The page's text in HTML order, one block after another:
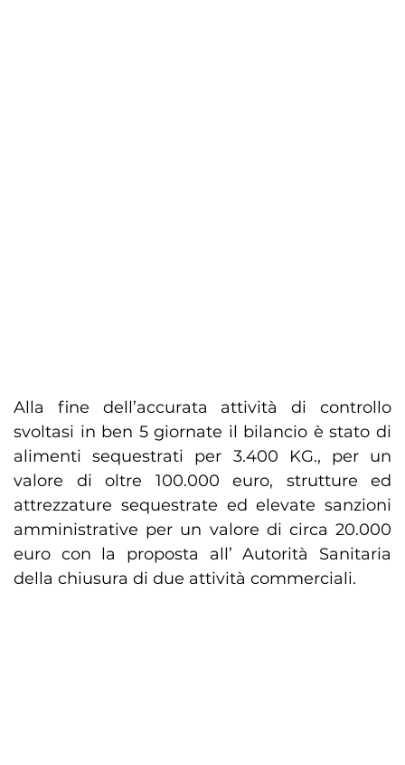
Alla fine dell’accurata attività di controllo
svoltasi in ben 5 giornate il bilancio è stato di
alimenti sequestrati per 3.400 KG., per un
valore di oltre 100.000 euro, strutture ed
attrezzature sequestrate ed elevate sanzioni
amministrative per un valore di circa 20.000
euro con la proposta all’ Autorità Sanitaria
della chiusura di due attività commerciali.